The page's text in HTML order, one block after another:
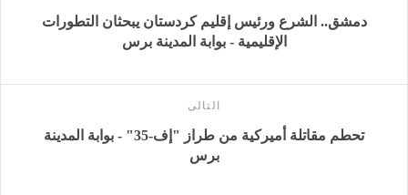
دمشق.. الشرع ورئيس إقليم كردستان يبحثان التطورات
الإقليمية - بوابة المدينة برس
التالى
تحطم مقاتلة أميركية من طراز "إف-35" - بوابة المدينة
برس